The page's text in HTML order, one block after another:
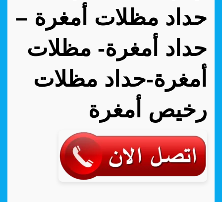
حداد مظلات أمغرة –
حداد أمغرة- مظلات
أمغرة-حداد مظلات
رخيص أمغرة